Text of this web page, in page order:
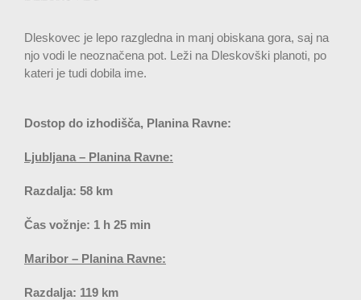
Dleskovec je lepo razgledna in manj obiskana gora, saj na
njo vodi le neoznačena pot. Leži na Dleskovški planoti, po
kateri je tudi dobila ime.
Dostop do izhodišča, Planina Ravne:
Ljubljana – Planina Ravne:
Razdalja: 58 km
Čas vožnje: 1 h 25 min
Maribor – Planina Ravne:
Razdalja: 119 km